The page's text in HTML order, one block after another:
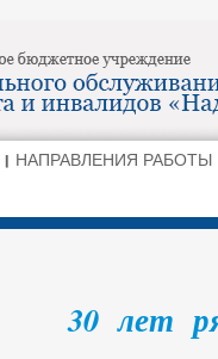
НАПРАВЛЕНИЯ РАБОТЫ
30 лет